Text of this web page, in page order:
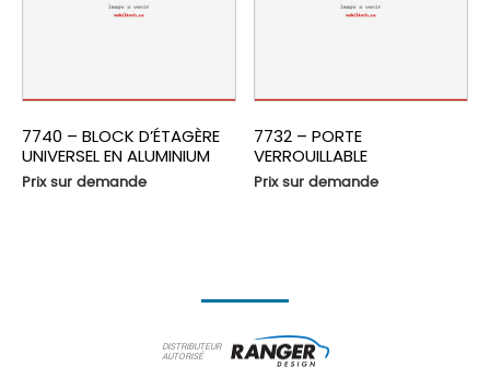
7740 – BLOCK D’ÉTAGÈRE
UNIVERSEL EN ALUMINIUM
Prix sur demande
7732 – PORTE
VERROUILLABLE
Prix sur demande
DISTRIBUTEUR
AUTORISÉ